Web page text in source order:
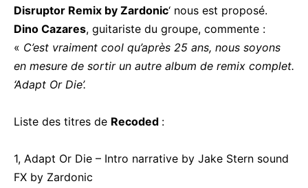
Disruptor Remix by Zardonic‘ nous est proposé.
Dino Cazares, guitariste du groupe, commente :
« C’est vraiment cool qu’après 25 ans, nous soyons
en mesure de sortir un autre album de remix complet.
‘Adapt Or Die’.
Liste des titres de Recoded :
1, Adapt Or Die – Intro narrative by Jake Stern sound
FX by Zardonic